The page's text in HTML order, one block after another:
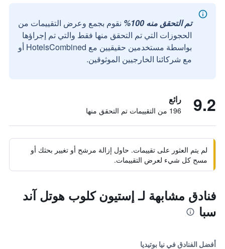
تم التحقق منه 100%
نقوم بجمع وعرض التقييمات من
الحجوزات التي تم التحقق منها فقط والتي تم إجراؤها
بواسطة مستخدمين حقيقيين مع HotelsCombined أو
مع شركائنا الخارجيين الموثوقين.
9.2 رائع
196 من التقييمات تم التحقق منها
لم يتم العثور على تقييمات. حاول إزالة مرشح أو تغيير بحثك أو
مسح كل شيء لعرض التقييمات.
فنادق مشابهة لـ إستيون كلوب هوتل آند
سبا
أفضل الفنادق في نيا بوتيديا